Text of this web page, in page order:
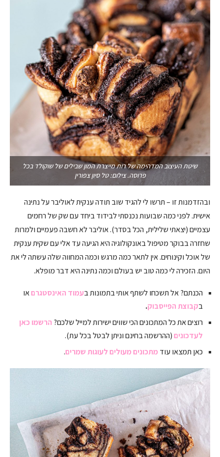
שיטת העיצוב המדהימה של רות מייצרת המון שבילים של שוקולד בכל
פרוסה. צילום: טל סיון צפורין
ובהזדמנות זו – תרשו לי להגיד שוב תודה ענקית לאוליבר על נתינה
אישית. לפני כמה שבועות נכנסתי לבידוד ביחד עם שק של רחמים
עצמיים (יצאתי שלילית, הכל בסדר). אוליבר לא חשבה פעמיים ולמרות
שחזרה בבוקר מטיפול באונקולוגיה היא הגיעה עד אלי עם שקית ענקית
של אוכל וקינוחים. אין לתאר כמה מרגש וכמה המחווה שלה עשתה לי את
היום. הזכירה לי כמה טוב יש בעולם וכמה נתינה היא דבר מופלא.
הכנתם? אל תשכחו לשתף אותי בתמונות בעמוד האינסטגרםאו
בקבוצת הפייסבוק.
רוצים את כל המתכונים הכי שווים ישירות למייל שלכם? הרשמו כאן
לעדכונים(ההרשמה בחינם וניתן לבטל בכל עת).
כאן תמצאו עוד מתכונים מעולים לעוגות שמרים.